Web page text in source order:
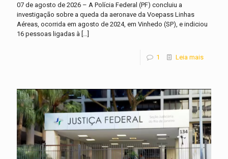
07 de agosto de 2026 – A Polícia Federal (PF) concluiu a
investigação sobre a queda da aeronave da Voepass Linhas
Aéreas, ocorrida em agosto de 2024, em Vinhedo (SP), e indiciou
16 pessoas ligadas à […]
1 Leia mais